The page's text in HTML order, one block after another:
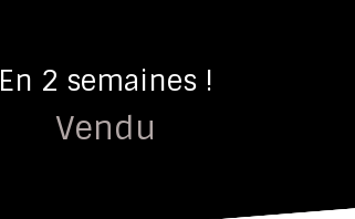
En 2 semaines !
Vendu